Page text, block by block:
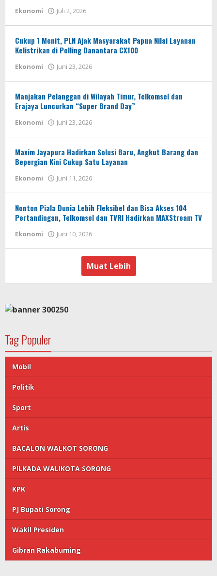
Ekonomi Juli 2, 2026
Cukup 1 Menit, PLN Ajak Masyarakat Papua Nilai Layanan
Kelistrikan di Polling Danantara CX100
Ekonomi Juni 23, 2026
Manjakan Pelanggan di Wilayah Timur, Telkomsel dan
Erajaya Luncurkan “Super Brand Day”
Ekonomi Juni 23, 2026
Maxim Jayapura Hadirkan Solusi Baru, Angkut Barang dan
Bepergian Kini Cukup Satu Layanan
Ekonomi Juni 11, 2026
Nonton Piala Dunia Lebih Fleksibel dan Bisa Akses 104
Pertandingan, Telkomsel dan TVRI Hadirkan MAXStream TV
Ekonomi Juni 10, 2026
Muat Lebih
Tag Populer
Mobil
Politik
Sport
Artis
BACALON WALKOT SORONG
PILKADA WALIKOTA SORONG
KPK
PJ Bupati Sorong
Wakil Presiden
Gibran Rakabuming